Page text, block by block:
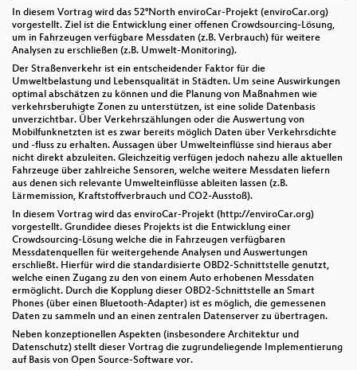
In diesem Vortrag wird das 52°North enviroCar-Projekt (enviroCar.org)
vorgestellt. Ziel ist die Entwicklung einer offenen Crowdsourcing-Lösung,
um in Fahrzeugen verfügbare Messdaten (z.B. Verbrauch) für weitere
Analysen zu erschließen (z.B. Umwelt-Monitoring).
Der Straßenverkehr ist ein entscheidender Faktor für die
Umweltbelastung und Lebensqualität in Städten. Um seine Auswirkungen
optimal abschätzen zu können und die Planung von Maßnahmen wie
verkehrsberuhigte Zonen zu unterstützen, ist eine solide Datenbasis
unverzichtbar. Über Verkehrszählungen oder die Auswertung von
Mobilfunknetzten ist es zwar bereits möglich Daten über Verkehrsdichte
und -fluss zu erhalten. Aussagen über Umwelteinflüsse sind hieraus aber
nicht direkt abzuleiten. Gleichzeitig verfügen jedoch nahezu alle aktuellen
Fahrzeuge über zahlreiche Sensoren, welche weitere Messdaten liefern
aus denen sich relevante Umwelteinflüsse ableiten lassen (z.B.
Lärmemission, Kraftstoffverbrauch und CO2-Ausstoß).
In diesem Vortrag wird das enviroCar-Projekt (http://enviroCar.org)
vorgestellt. Grundidee dieses Projekts ist die Entwicklung einer
Crowdsourcing-Lösung welche die in Fahrzeugen verfügbaren
Messdatenquellen für weitergehende Analysen und Auswertungen
erschließt. Hierfür wird die standardisierte OBD2-Schnittstelle genutzt,
welche einen Zugang zu den von einem Auto erhobenen Messdaten
ermöglicht. Durch die Kopplung dieser OBD2-Schnittstelle an Smart
Phones (über einen Bluetooth-Adapter) ist es möglich, die gemessenen
Daten zu sammeln und an einen zentralen Datenserver zu übertragen.
Neben konzeptionellen Aspekten (insbesondere Architektur und
Datenschutz) stellt dieser Vortrag die zugrundeliegende Implementierung
auf Basis von Open Source-Software vor.